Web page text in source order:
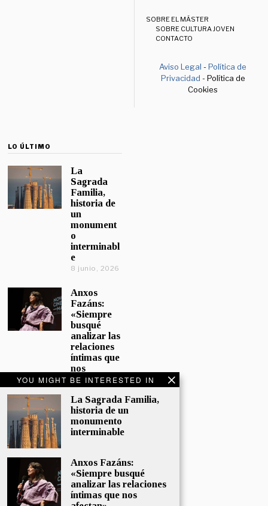
YOU MIGHT BE INTERESTED IN
La Sagrada Familia,
historia de un
monumento
interminable
Anxos Fazáns:
«Siempre busqué
analizar las relaciones
íntimas que nos
SOBRE EL MÁSTER
SOBRE CULTURA JOVEN
CONTACTO
Aviso Legal -Política de
Privacidad - Política de
Cookies
LO ÚLTIMO
La
Sagrada
Familia,
historia de
un
monument
o
interminabl
e
8 junio, 2026
Anxos
Fazáns:
«Siempre
busqué
analizar las
relaciones
íntimas que
nos
afectan»
5 junio, 2026
El hijo de la
cómica, el
homenaje
Sacristán a
Fernán
Gómez
28 mayo,
2026